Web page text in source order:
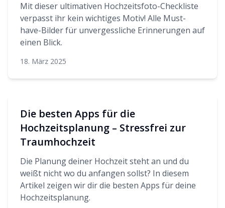
Mit dieser ultimativen Hochzeitsfoto-Checkliste
verpasst ihr kein wichtiges Motiv! Alle Must-
have-Bilder für unvergessliche Erinnerungen auf
einen Blick.
18. März 2025
Die besten Apps für die
Hochzeitsplanung – Stressfrei zur
Traumhochzeit
Die Planung deiner Hochzeit steht an und du
weißt nicht wo du anfangen sollst? In diesem
Artikel zeigen wir dir die besten Apps für deine
Hochzeitsplanung.